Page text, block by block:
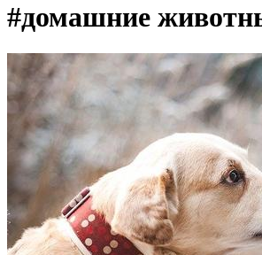
#домашние